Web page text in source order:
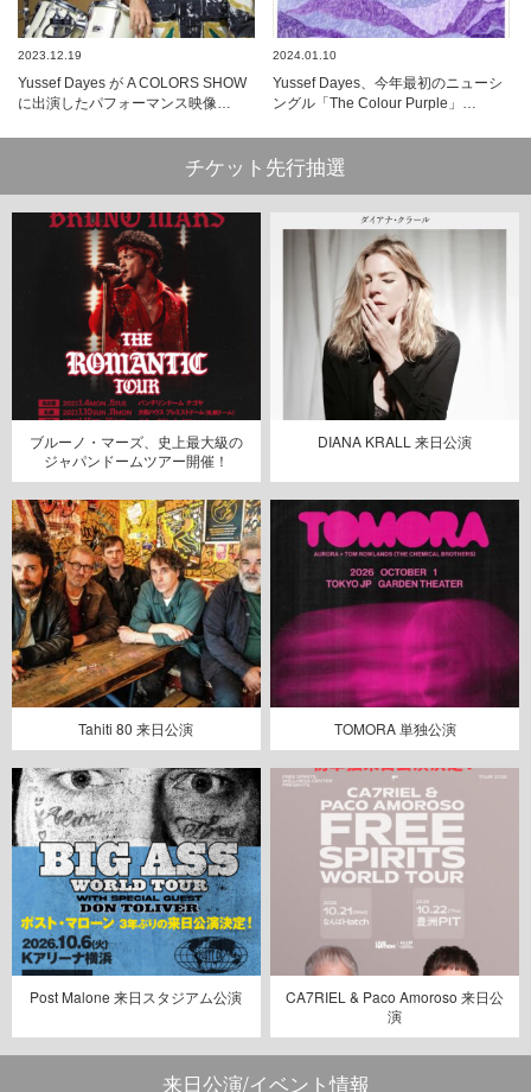
2023.12.19
Yussef Dayes が A COLORS SHOW
に出演したパフォーマンス映像…
2024.01.10
Yussef Dayes、今年最初のニューシ
ングル「The Colour Purple」…
チケット先行抽選
ブルーノ・マーズ、史上最大級の
ジャパンドームツアー開催！
DIANA KRALL 来日公演
Tahiti 80 来日公演 TOMORA 単独公演
Post Malone 来日スタジアム公演
CA7RIEL & Paco Amoroso 来日公
演
来日公演/イベント情報